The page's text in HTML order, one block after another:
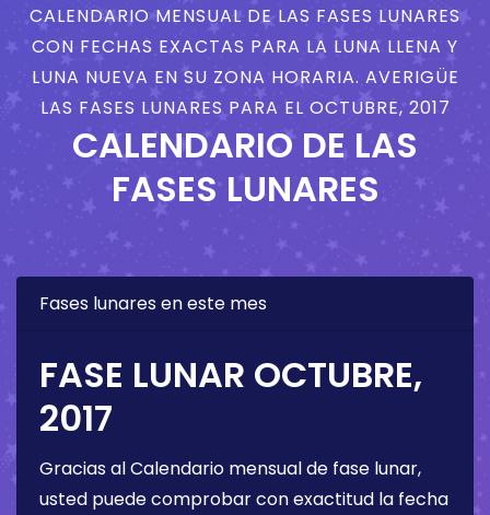
CALENDARIO MENSUAL DE LAS FASES LUNARES
CON FECHAS EXACTAS PARA LA LUNA LLENA Y
LUNA NUEVA EN SU ZONA HORARIA. AVERIGÜE
LAS FASES LUNARES PARA EL OCTUBRE, 2017
CALENDARIO DE LAS
FASES LUNARES
Fases lunares en este mes
FASE LUNAR OCTUBRE,
2017
Gracias al Calendario mensual de fase lunar,
usted puede comprobar con exactitud la fecha